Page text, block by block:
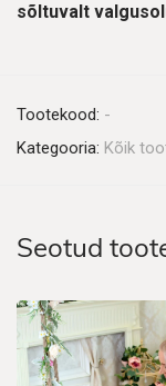
sõltuvalt
Tootekood: -
Kategooria: Kõik
Seotud